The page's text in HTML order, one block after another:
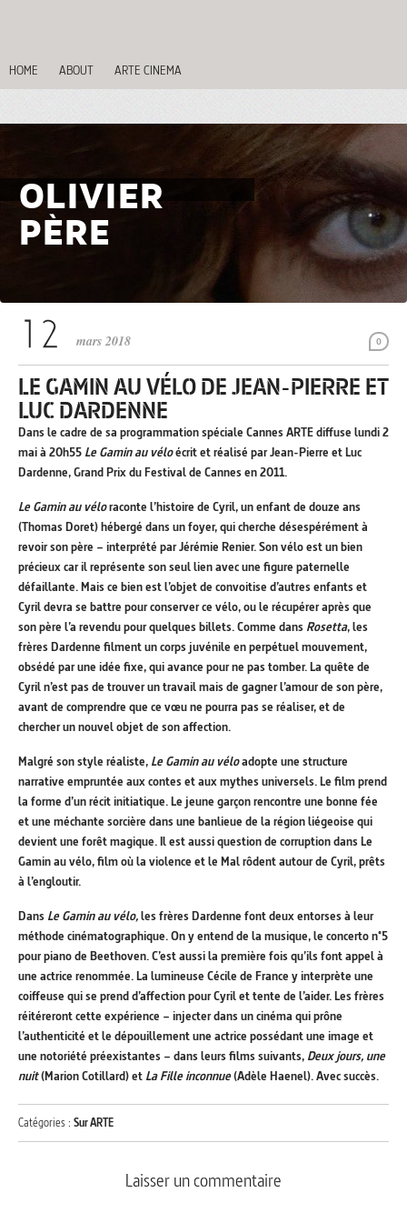
HOME ABOUT ARTE CINEMA
OLIVIER
PÈRE
0
mars 2018
LE GAMIN AU VÉLO DE JEAN-PIERRE ET
LUC DARDENNE
Dans le cadre de sa programmation spéciale Cannes ARTE diffuse lundi 2
mai à 20h55 Le Gamin au véloécrit et réalisé par Jean-Pierre et Luc
Dardenne, Grand Prix du Festival de Cannes en 2011.
Le Gamin au véloraconte l’histoire de Cyril, un enfant de douze ans
(Thomas Doret) hébergé dans un foyer, qui cherche désespérément à
revoir son père – interprété par Jérémie Renier. Son vélo est un bien
précieux car il représente son seul lien avec une figure paternelle
défaillante. Mais ce bien est l’objet de convoitise d’autres enfants et
Cyril devra se battre pour conserver ce vélo, ou le récupérer après que
son père l’a revendu pour quelques billets. Comme dans Rosetta, les
frères Dardenne filment un corps juvénile en perpétuel mouvement,
obsédé par une idée fixe, qui avance pour ne pas tomber. La quête de
Cyril n’est pas de trouver un travail mais de gagner l’amour de son père,
avant de comprendre que ce vœu ne pourra pas se réaliser, et de
chercher un nouvel objet de son affection.
Malgré son style réaliste, Le Gamin au véloadopte une structure
narrative empruntée aux contes et aux mythes universels. Le film prend
la forme d’un récit initiatique. Le jeune garçon rencontre une bonne fée
et une méchante sorcière dans une banlieue de la région liégeoise qui
devient une forêt magique. Il est aussi question de corruption dans Le
Gamin au vélo, film où la violence et le Mal rôdent autour de Cyril, prêts
à l’engloutir.
Dans Le Gamin au vélo,les frères Dardenne font deux entorses à leur
méthode cinématographique. On y entend de la musique, le concerto n°5
pour piano de Beethoven. C’est aussi la première fois qu’ils font appel à
une actrice renommée. La lumineuse Cécile de France y interprète une
coiffeuse qui se prend d’affection pour Cyril et tente de l’aider. Les frères
réitéreront cette expérience – injecter dans un cinéma qui prône
l’authenticité et le dépouillement une actrice possédant une image et
une notoriété préexistantes – dans leurs films suivants, Deux jours, une
nuit(Marion Cotillard) et La Fille inconnue(Adèle Haenel). Avec succès.
Catégories : Sur ARTE
Laisser un commentaire